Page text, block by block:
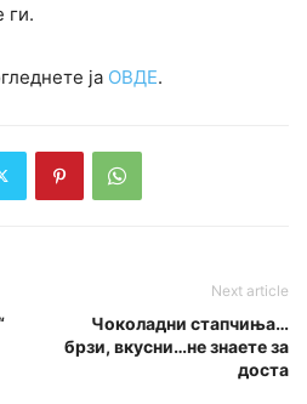
ги.
ја ОВДЕ.
Next article
Чоколадни стапчиња…
брзи, вкусни…не знаете за
доста